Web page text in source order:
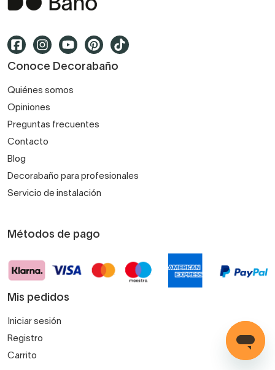
Conoce Decorabaño
Quiénes somos
Opiniones
Preguntas frecuentes
Contacto
Blog
Decorabaño para profesionales
Servicio de instalación
Métodos de pago
Mis pedidos
Iniciar sesión
Registro
Carrito